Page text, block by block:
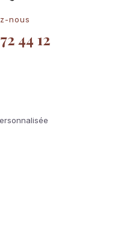
nous
44 12